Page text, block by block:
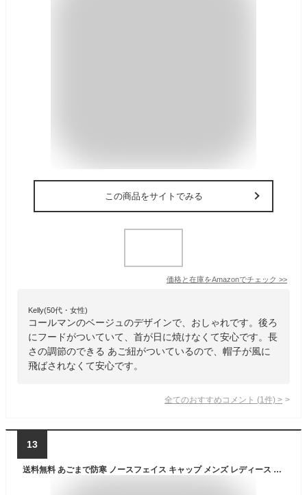
この商品をサイトでみる
価格と在庫をAmazonでチェック >>
Kelly(50代・女性)
コールマンのベージュのデザインで、おしゃれです。後ろ
にフードがついていて、首が日に焼けなくて安心です。長
さの調節のできる あご紐がついているので、帽子が風に
飛ばされなくて安心です。
全てのおすすめコメント (1 件) >
13
送料無料 あごまで防寒 ノースフェイス キャップ メンズ レディース UV 防水 保温 THE NORTH FACE Frontier Cap フロンティア キャップ 帽子 ケーバ フライトキャップ スノー 登山 雪山 フィッシング ブラック 黒 NN42241